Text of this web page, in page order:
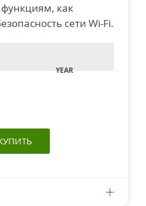
как
сети Wi-Fi.
YEAR